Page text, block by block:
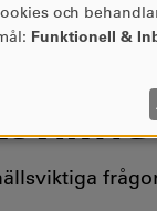
och
Funktionell &